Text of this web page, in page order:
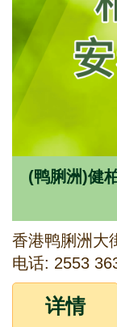
(鸭脷洲)健
香港鸭脷洲大
电话: 2553
详情